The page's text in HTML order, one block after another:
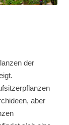
der
aber